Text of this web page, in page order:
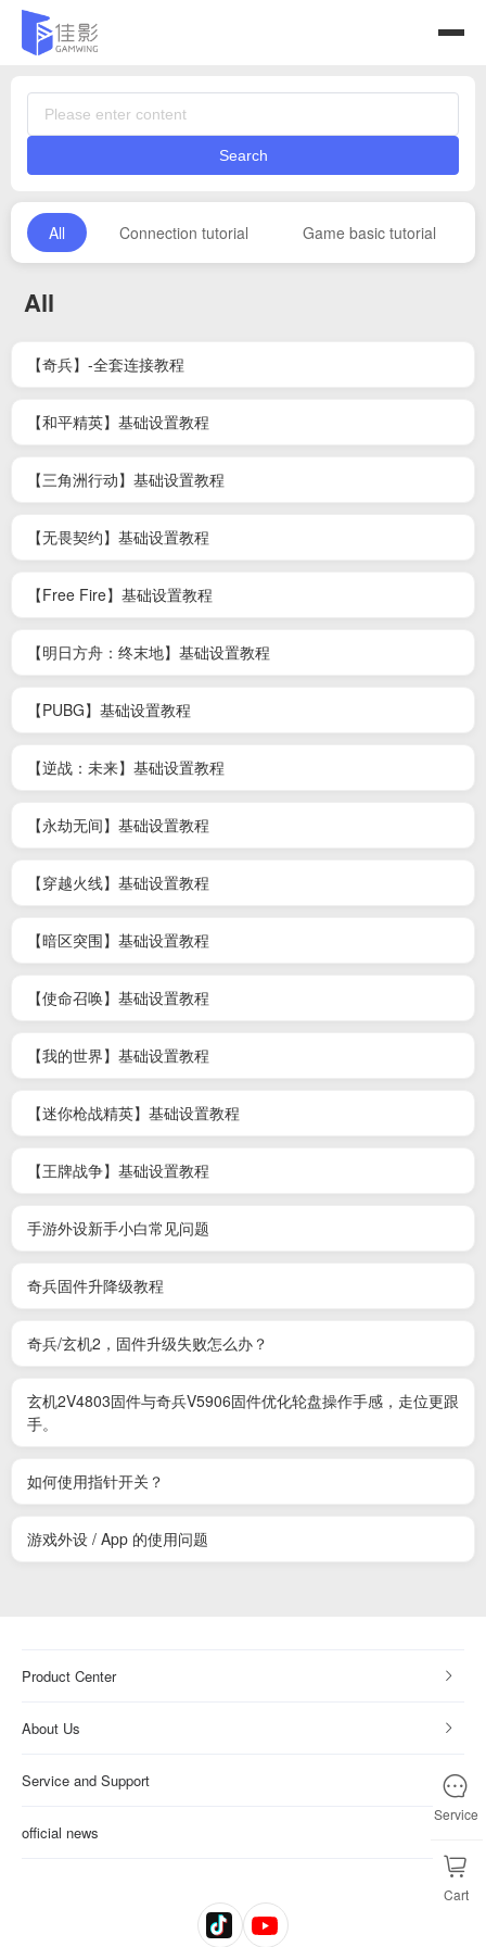
Search
All Connection tutorial Game basic tutorial
All
【奇兵】-全套连接教程
【和平精英】基础设置教程
【三角洲行动】基础设置教程
【无畏契约】基础设置教程
【Free Fire】基础设置教程
【明日方舟：终末地】基础设置教程
【PUBG】基础设置教程
【逆战：未来】基础设置教程
【永劫无间】基础设置教程
【穿越火线】基础设置教程
【暗区突围】基础设置教程
【使命召唤】基础设置教程
【我的世界】基础设置教程
【迷你枪战精英】基础设置教程
【王牌战争】基础设置教程
手游外设新手小白常见问题
奇兵固件升降级教程
奇兵/玄机2，固件升级失败怎么办？
玄机2V4803固件与奇兵V5906固件优化轮盘操作手感，走位更跟
手。
如何使用指针开关？
游戏外设 / App 的使用问题
Product Center
About Us
Service and Support
official news
Service
Cart